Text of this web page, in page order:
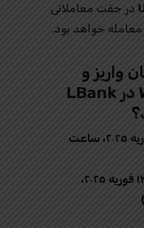
در جفت معاملاتی
معامله خواهد بود.
واریز و
برداشت WXT در LBank
۱۰ فوریه ۲۰۲۵، ساعت
۱۳ فوریه ۲۰۲۵،